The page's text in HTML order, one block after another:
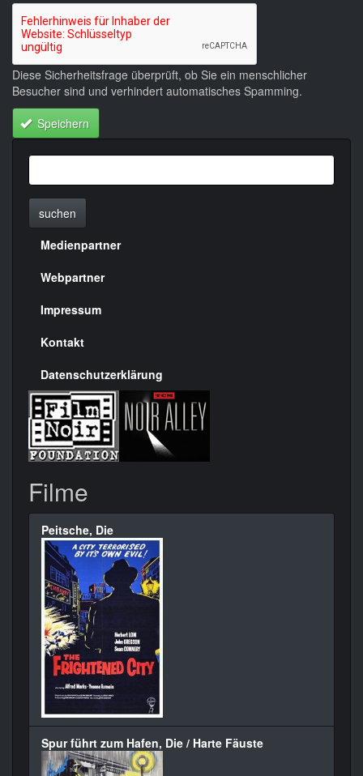
Diese Sicherheitsfrage überprüft, ob Sie ein menschlicher
Besucher sind und verhindert automatisches Spamming.
Speichern
suchen
Menülinks
rechte
Seite
Medienpartner
Webpartner
Impressum
Kontakt
Datenschutzerklärung
Filme
Peitsche, Die
Spur führt zum Hafen, Die / Harte Fäuste